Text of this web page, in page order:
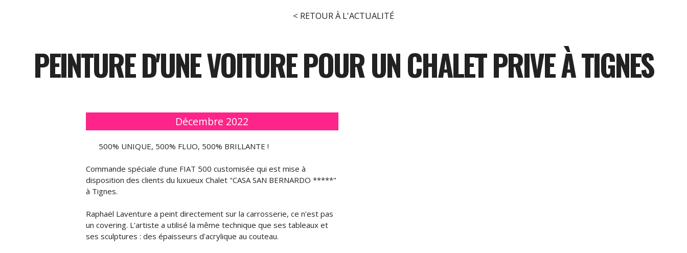
< RETOUR À L'ACTUALITÉ
PEINTURE D'UNE VOITURE POUR UN CHALET PRIVE À TIGNES
Décembre 2022
500% UNIQUE, 500% FLUO, 500% BRILLANTE !
Commande spéciale d'une FIAT 500 customisée qui est mise à
disposition des clients du luxueux Chalet "CASA SAN BERNARDO *****"
à Tignes.
Raphaël Laventure a peint directement sur la carrosserie, ce n'est pas
un covering. L'artiste a utilisé la même technique que ses tableaux et
ses sculptures : des épaisseurs d'acrylique au couteau.